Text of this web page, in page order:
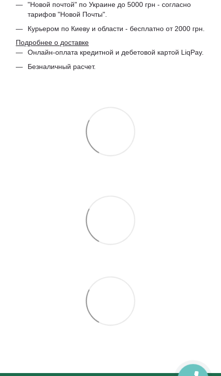
"Новой почтой" по Украине до 5000 грн - согласно
тарифов "Новой Почты".
Курьером по Киеву и области - бесплатно от 2000 грн.
Подробнее о доставке
Онлайн-оплата кредитной и дебетовой картой LiqPay.
Безналичный расчет.